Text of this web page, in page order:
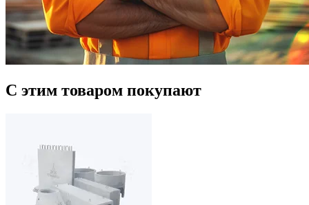
С этим товаром покупают